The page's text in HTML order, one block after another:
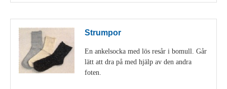
Strumpor
En ankelsocka med lös resår i bomull. Går
lätt att dra på med hjälp av den andra
foten.